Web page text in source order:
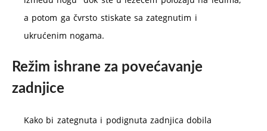
a potom ga čvrsto stiskate sa zategnutim i
ukrućenim nogama.
Režim ishrane za povećavanje
zadnjice
Kako bi zategnuta i podignuta zadnjica dobila